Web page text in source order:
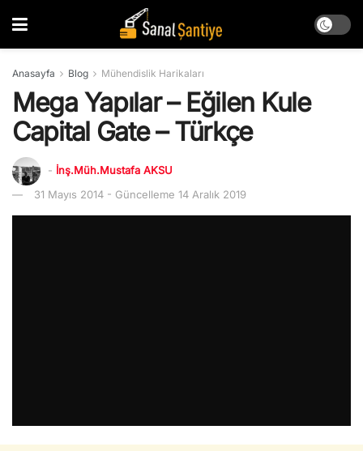
Anasayfa Blog Mühendislik Harikaları
Mega Yapılar – Eğilen Kule
Capital Gate – Türkçe
- İnş.Müh.Mustafa AKSU
31 Mayıs 2014 - Güncelleme 14 Aralık 2019